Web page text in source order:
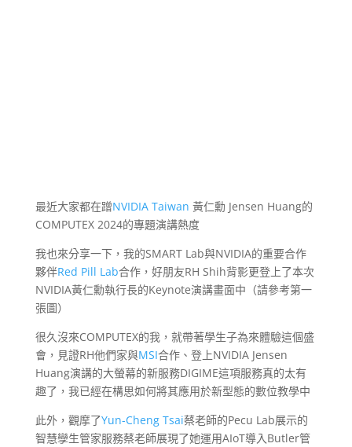
最近大家都在蹭NVIDIA Taiwan 黃仁勳 Jensen Huang的
COMPUTEX 2024的專題演講熱度
我也來分享一下，我的SMART Lab與NVIDIA的重要合作
夥伴Red Pill Lab合作，好朋友RH Shih背影更登上了本次
NVIDIA黃仁勳執行長的Keynote演講畫面中（請參考第一
張圖）
很久沒來COMPUTEX的我，就帶著學生子為來體驗這個盛
會，見證RH他們家與MSI合作、登上NVIDIA Jensen
Huang演講的大螢幕的新服務DIGIME這項服務真的太有
趣了，我已經在構思如何將其應用於新型態的數位教學中
此外，觀摩了Yun-Cheng Tsai蔡老師的Pecu Lab展示的
智慧孿生管家服務蔡老師展現了她運用AIoT導入Butler管